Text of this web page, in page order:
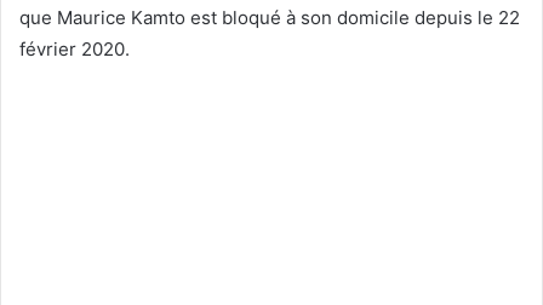
que Maurice Kamto est bloqué à son domicile depuis le 22
février 2020.